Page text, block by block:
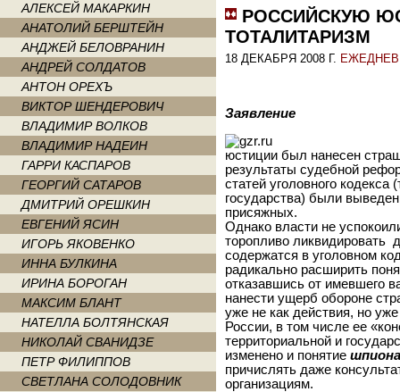
АЛЕКСЕЙ МАКАРКИН
АНАТОЛИЙ БЕРШТЕЙН
АНДЖЕЙ БЕЛОВРАНИН
АНДРЕЙ СОЛДАТОВ
АНТОН ОРЕХЪ
ВИКТОР ШЕНДЕРОВИЧ
ВЛАДИМИР ВОЛКОВ
ВЛАДИМИР НАДЕИН
ГАРРИ КАСПАРОВ
ГЕОРГИЙ САТАРОВ
ДМИТРИЙ ОРЕШКИН
ЕВГЕНИЙ ЯСИН
ИГОРЬ ЯКОВЕНКО
ИННА БУЛКИНА
ИРИНА БОРОГАН
МАКСИМ БЛАНТ
НАТЕЛЛА БОЛТЯНСКАЯ
НИКОЛАЙ СВАНИДЗЕ
ПЕТР ФИЛИППОВ
СВЕТЛАНА СОЛОДОВНИК
РОССИЙСКУЮ
ТОТАЛИТАРИЗМ
18 ДЕКАБРЯ 2008 Г.
Заявление
юстиции был нанесен
результаты судебной
статей уголовного
государства) были
присяжных.
Однако власти не
торопливо ликвидировать
содержатся в уголовном
радикально расширить
отказавшись от имевшего
нанести ущерб обороне
уже не как действия, но
России, в том числе ее
территориальной и
изменено и понятие
причислять даже
организациям.